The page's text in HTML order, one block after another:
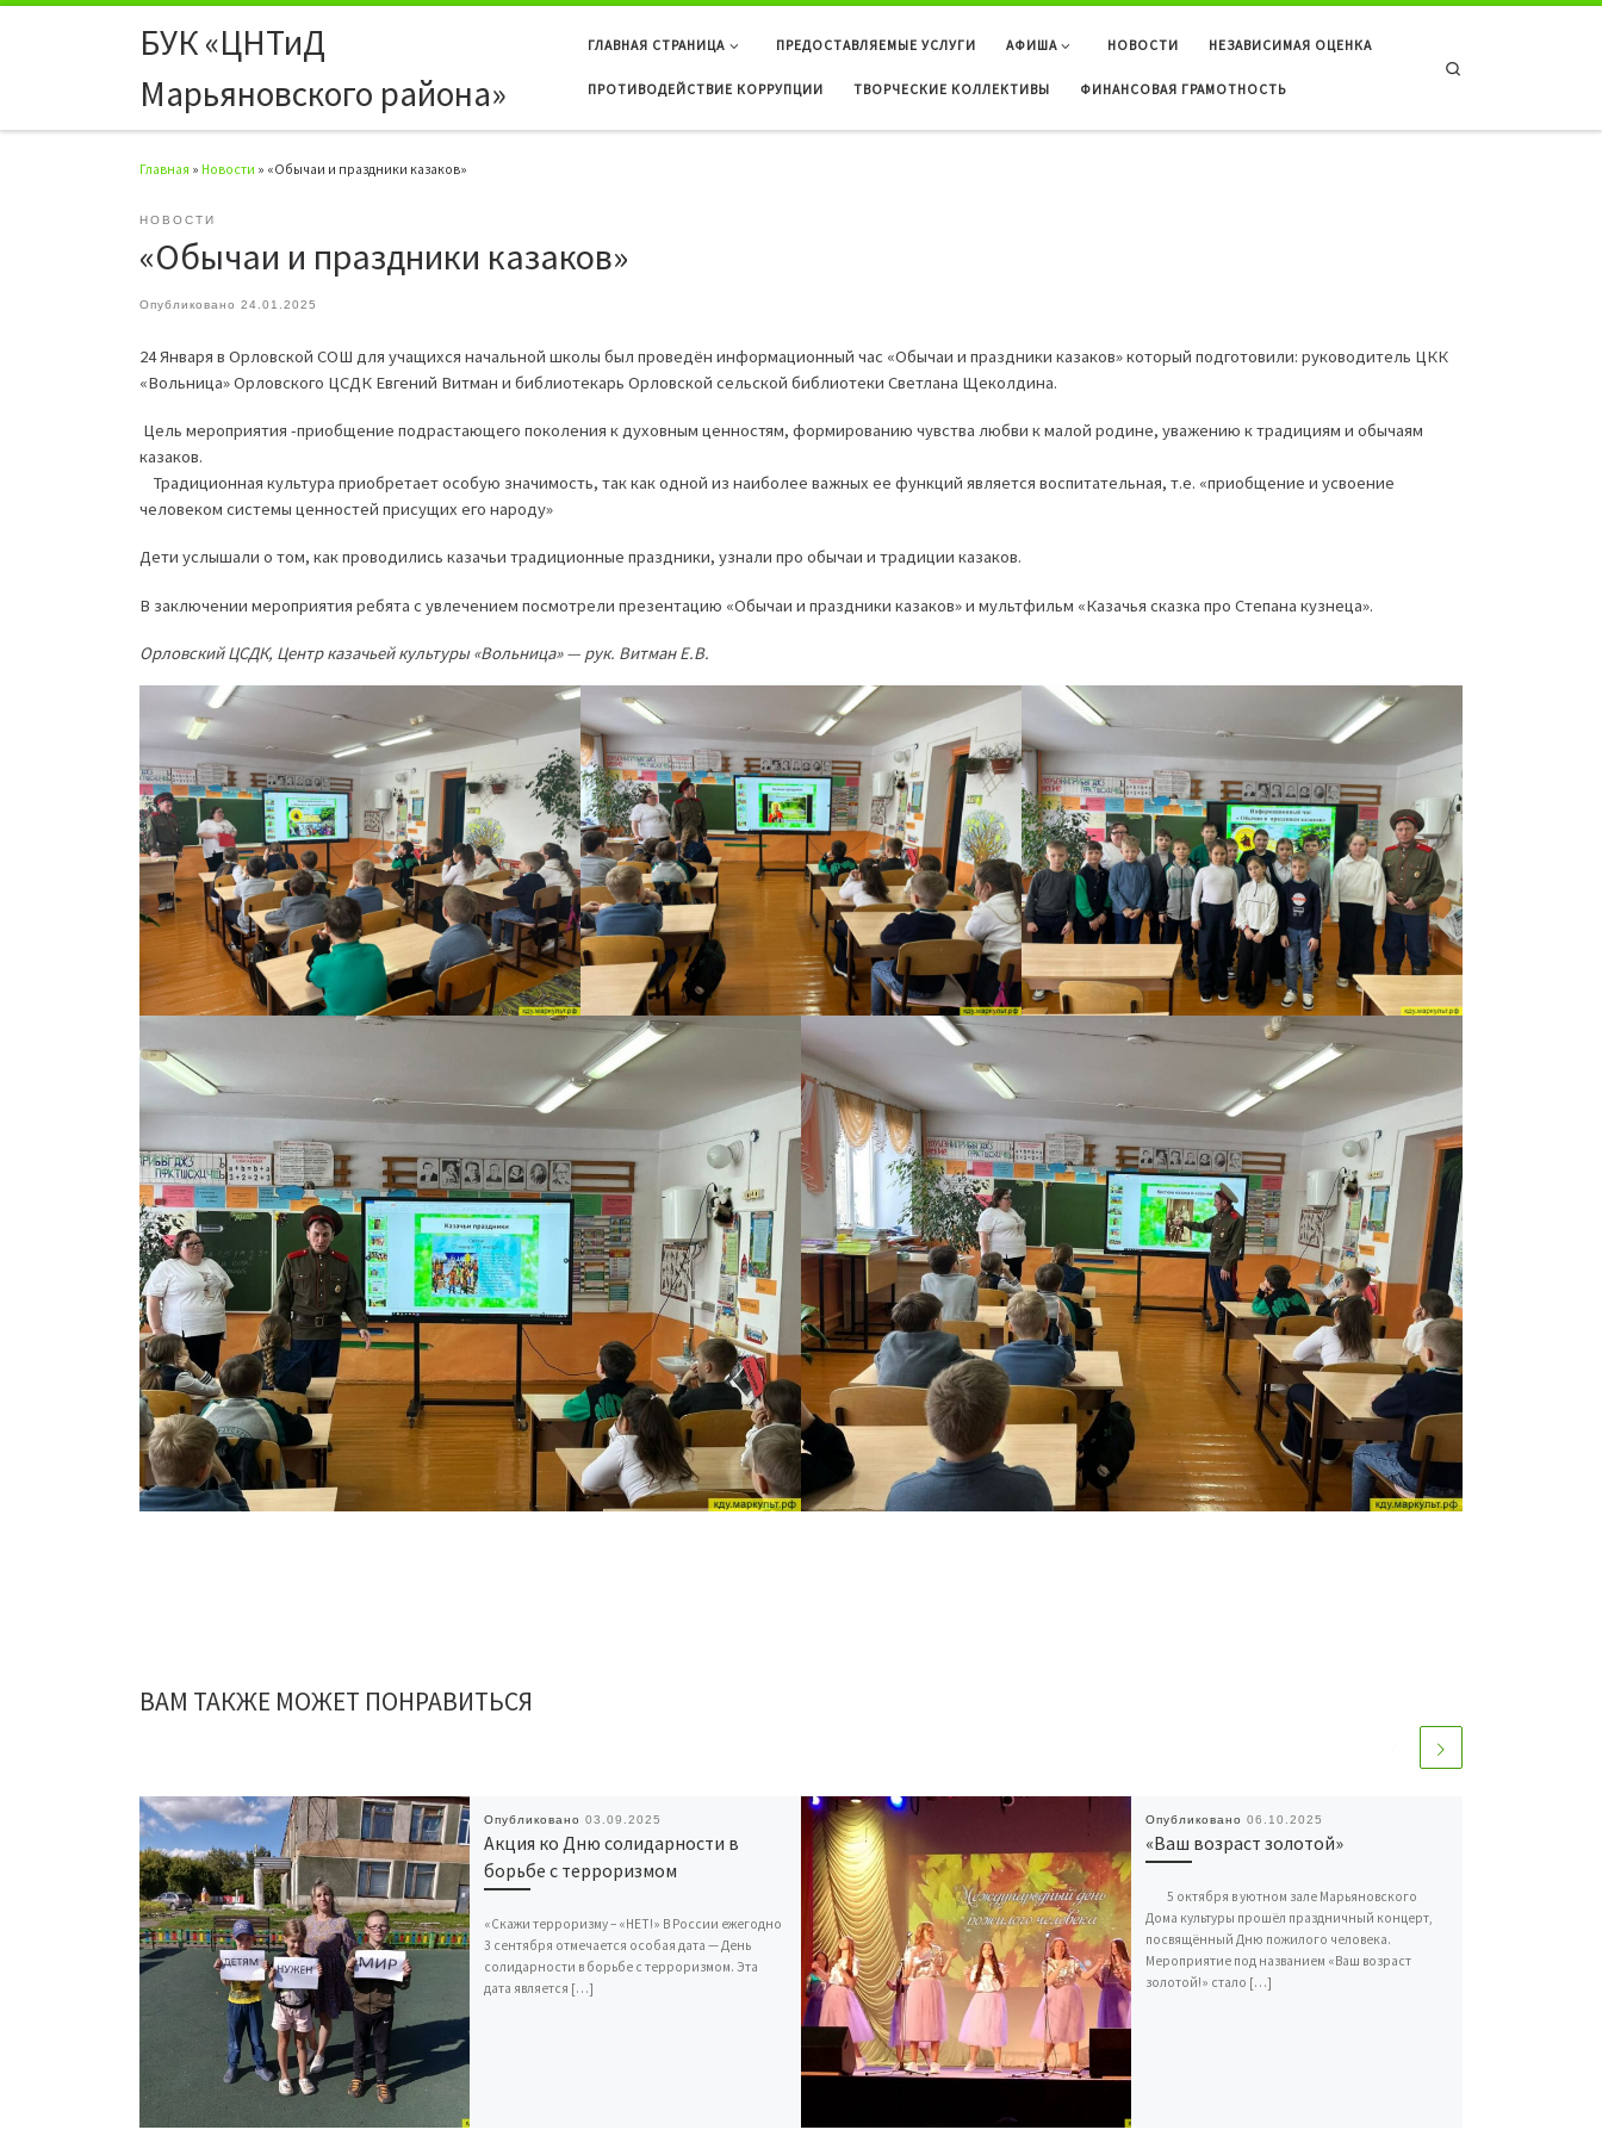
Перейти к содержимомуБУК «ЦНТиД
Марьяновского района»
ГЛАВНАЯ СТРАНИЦА ПРЕДОСТАВЛЯЕМЫЕ УСЛУГИ АФИША НОВОСТИ НЕЗАВИСИМАЯ ОЦЕНКА
ПРОТИВОДЕЙСТВИЕ КОРРУПЦИИ ТВОРЧЕСКИЕ КОЛЛЕКТИВЫ ФИНАНСОВАЯ ГРАМОТНОСТЬ
Главная » Новости » «Обычаи и праздники казаков»
НОВОСТИ
«Обычаи и праздники казаков»
Опубликовано 24.01.2025
24 Января в Орловской СОШ для учащихся начальной школы был проведён информационный час «Обычаи и праздники казаков» который подготовили: руководитель ЦКК
«Вольница» Орловского ЦСДК Евгений Витман и библиотекарь Орловской сельской библиотеки Светлана Щеколдина.
Цель мероприятия -приобщение подрастающего поколения к духовным ценностям, формированию чувства любви к малой родине, уважению к традициям и обычаям
казаков.
Традиционная культура приобретает особую значимость, так как одной из наиболее важных ее функций является воспитательная, т.е. «приобщение и усвоение
человеком системы ценностей присущих его народу»
Дети услышали о том, как проводились казачьи традиционные праздники, узнали про обычаи и традиции казаков.
В заключении мероприятия ребята с увлечением посмотрели презентацию «Обычаи и праздники казаков» и мультфильм «Казачья сказка про Степана кузнеца».
Орловский ЦСДК, Центр казачьей культуры «Вольница» — рук. Витман Е.В.
ВАМ ТАКЖЕ МОЖЕТ ПОНРАВИТЬСЯ
Опубликовано 03.09.2025
Акция ко Дню солидарности в
борьбе с терроризмом
«Скажи терроризму – «НЕТ!» В России ежегодно
3 сентября отмечается особая дата — День
солидарности в борьбе с терроризмом. Эта
дата является […]
Опубликовано 06.10.2025
«Ваш возраст золотой»
5 октября в уютном зале Марьяновского
Дома культуры прошёл праздничный концерт,
посвящённый Дню пожилого человека.
Мероприятие под названием «Ваш возраст
золотой!» стало […]